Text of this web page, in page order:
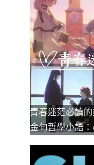
青春迷茫必讀
金句哲學小語